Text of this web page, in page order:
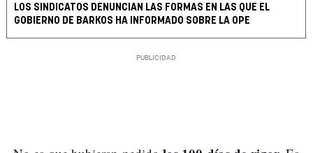
LOS SINDICATOS DENUNCIAN LAS FORMAS EN LAS QUE EL
GOBIERNO DE BARKOS HA INFORMADO SOBRE LA OPE